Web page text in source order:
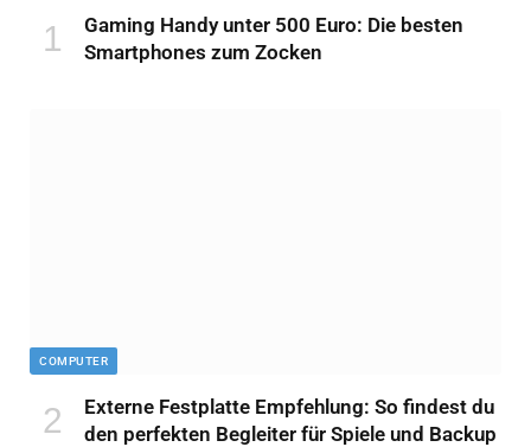
Gaming Handy unter 500 Euro: Die besten
Smartphones zum Zocken
COMPUTER
Externe Festplatte Empfehlung: So findest du
den perfekten Begleiter für Spiele und Backup